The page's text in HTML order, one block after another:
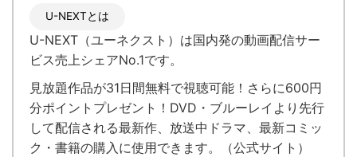
U-NEXTとは
U-NEXT（ユーネクスト） は国内発の動画配信サー
ビス売上シェアNo.1です。
見放題作品が31日間無料で視聴可能！ さらに600円
分ポイントプレゼント！DVD・ブルーレイより先行
して配信される最新作、放送中ドラマ、最新コミッ
ク・書籍の購入に使用できます。（公式サイト ）